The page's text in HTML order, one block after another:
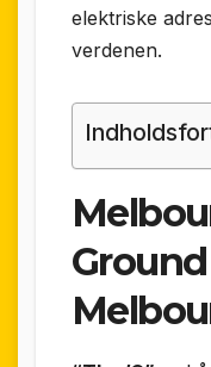
elektriske
verdenen.
Ground